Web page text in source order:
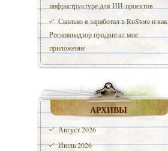
инфраструктуре для ИИ-проектов
Сколько я заработал в RuStore и как
Роскомнадзор продвигал мое
приложение
АРХИВЫ
Август 2026
Июль 2026